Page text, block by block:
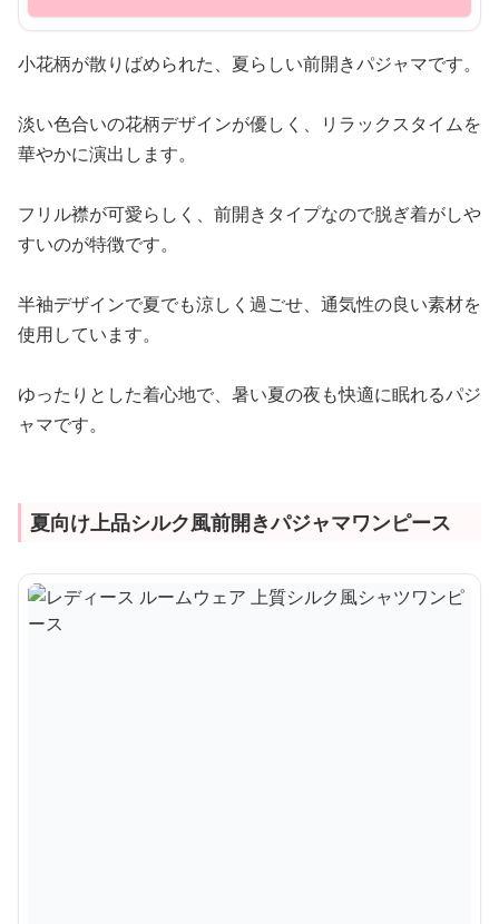
小花柄が散りばめられた、夏らしい前開きパジャマです。
淡い色合いの花柄デザインが優しく、リラックスタイムを
華やかに演出します。
フリル襟が可愛らしく、前開きタイプなので脱ぎ着がしや
すいのが特徴です。
半袖デザインで夏でも涼しく過ごせ、通気性の良い素材を
使用しています。
ゆったりとした着心地で、暑い夏の夜も快適に眠れるパジ
ャマです。
夏向け上品シルク風前開きパジャマワンピース